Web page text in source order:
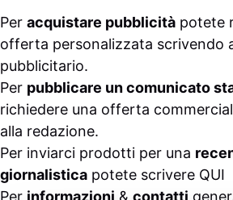
Per acquistare pubblicità potete
offerta personalizzata scrivendo
pubblicitario.
Per pubblicare un comunicato
richiedere una offerta
alla redazione.
Per inviarci prodotti per una
giornalistica potete scrivere QUI
Per informazioni & contatti